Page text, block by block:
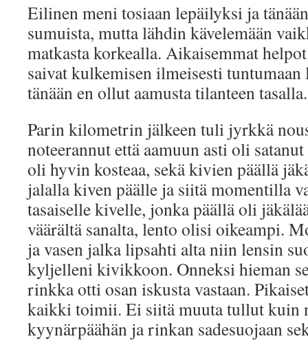
Eilinen meni tosiaan lepäilyksi ja
sumuista, mutta lähdin kävelemään
matkasta korkealla. Aikaisemmat
saivat kulkemisen ilmeisesti
tänään en ollut aamusta tilanteen tasalla.
Parin kilometrin jälkeen tuli jyrkkä
noteerannut että aamuun asti oli
oli hyvin kosteaa, sekä kivien päällä
jalalla kiven päälle ja siitä momentilla
tasaiselle kivelle, jonka päällä oli
väärältä sanalta, lento olisi oikeampi.
ja vasen jalka lipsahti alta niin lensin
kyljelleni kivikkoon. Onneksi hieman
rinkka otti osan iskusta vastaan.
kaikki toimii. Ei siitä muuta tullut kuin
kyynärpäähän ja rinkan sadesuojaan